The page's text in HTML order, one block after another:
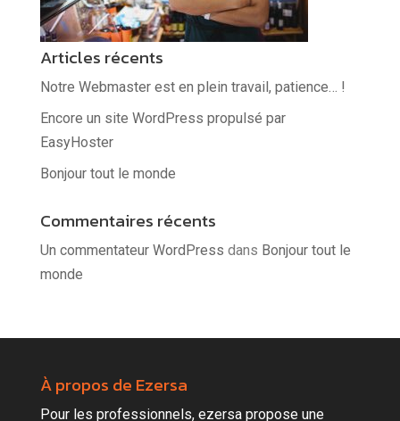
Articles récents
Notre Webmaster est en plein travail, patience… !
Encore un site WordPress propulsé par
EasyHoster
Bonjour tout le monde
Commentaires récents
Un commentateur WordPress dans Bonjour tout le
monde
À propos de Ezersa
Pour les professionnels, ezersa propose une